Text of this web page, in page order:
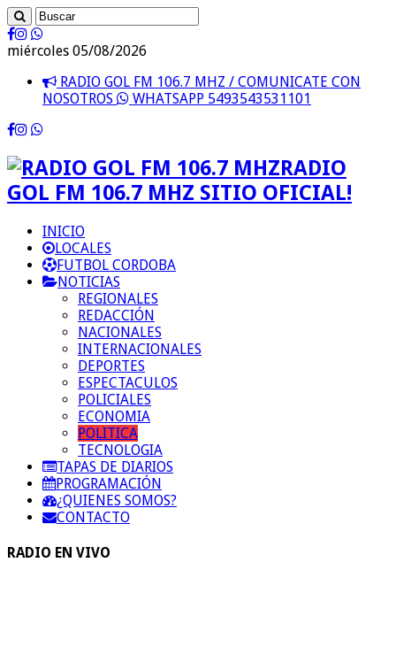
miércoles 05/08/2026
RADIO GOL FM 106.7 MHZ / COMUNICATE CON
NOSOTROS
WHATSAPP 5493543531101
RADIO
GOL FM 106.7 MHZ SITIO OFICIAL!
INICIO
LOCALES
FUTBOL CORDOBA
NOTICIAS
REGIONALES
REDACCIÓN
NACIONALES
INTERNACIONALES
DEPORTES
ESPECTACULOS
POLICIALES
ECONOMIA
POLITICA
TECNOLOGIA
TAPAS DE DIARIOS
PROGRAMACIÓN
¿QUIENES SOMOS?
CONTACTO
RADIO EN VIVO